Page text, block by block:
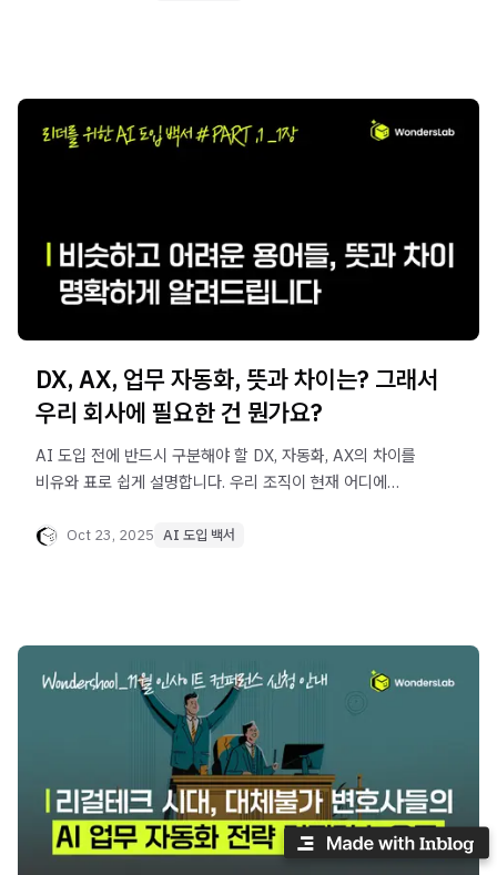
DX, AX, 업무 자동화, 뜻과 차이는? 그래서
우리 회사에 필요한 건 뭔가요?
AI 도입 전에 반드시 구분해야 할 DX, 자동화, AX의 차이를
비유와 표로 쉽게 설명합니다. 우리 조직이 현재 어디에
기술보다 중요한 건 ‘시기적절한 판단’이라는 사실을 이 글을
Oct 23, 2025 AI 도입 백서